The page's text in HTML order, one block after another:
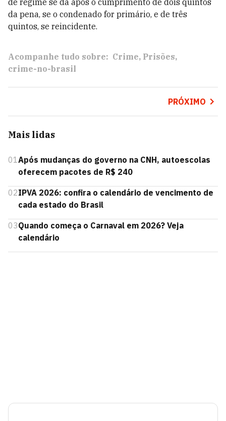
de regime se dá após o cumprimento de dois quintos
da pena, se o condenado for primário, e de três
quintos, se reincidente.
Acompanhe tudo sobre: Crime Prisões
crime-no-brasil
PRÓXIMO
Mais lidas
01Após mudanças do governo na CNH, autoescolas
oferecem pacotes de R$ 240
02IPVA 2026: confira o calendário de vencimento de
cada estado do Brasil
03Quando começa o Carnaval em 2026? Veja
calendário